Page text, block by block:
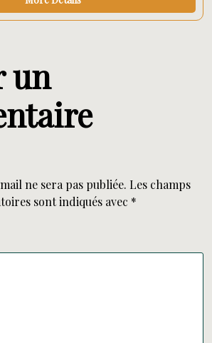
un
ne sera pas publiée. Les champs
sont indiqués avec *